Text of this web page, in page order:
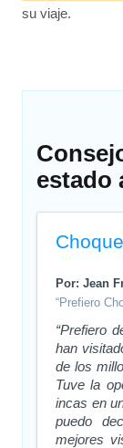
su viaje.
estado
Por: Jean
“Prefiero
“Prefiero
han
de los
Tuve la
incas en
puedo
mejores